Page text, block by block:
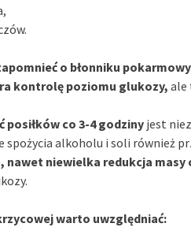
o błonniku
kontrolę poziomu glukozy, ale
posiłków co 3-4 godziny jest
spożycia alkoholu i soli również
nawet niewielka redukcja masy
warto uwzględniać: